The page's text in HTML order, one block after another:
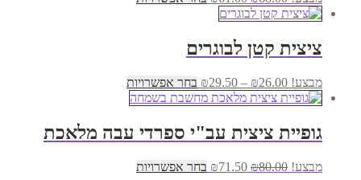
המקורי
₪68.00.
₪61.00.
לבחור
את
בעמוד
המוצר
ציצית קטן לבוגרים
מבצע! ₪26.00
–
₪29.50
טווח
מחירים:
עד
בחר אפשרויות
מספר
סוגים.
גופיית ציצית עב"י ספרדי עבה מלאכת
מבצע! ₪80.00
המחיר₪71.50
המחיר
בחר אפשרויות